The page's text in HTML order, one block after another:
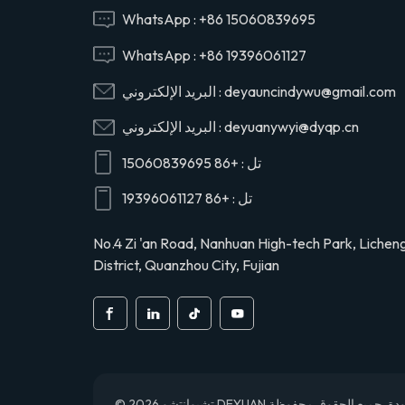
29165EV120
رأس أسطوانة ضاغط
291201020
S2911-01910 رأس
أسطوانة ضاغط الهواء
S291101910
WhatsApp : +86 15060839695
WhatsApp : +86 19396061127
البريد الإلكتروني :deyauncindywu@gmail.com
البريد الإلكتروني :deyuanywyi@dyqp.cn
تل : +86 15060839695
تل : +86 19396061127
No.4 Zi 'an Road, Nanhuan High-tech Park,
District, Quanzhou City, Fujian